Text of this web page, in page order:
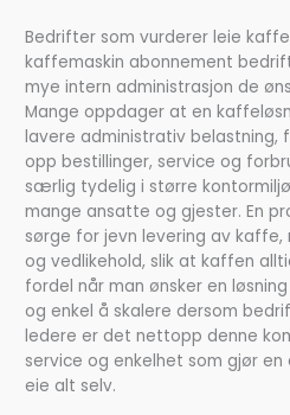
Bedrifter som vurderer leie
kaffemaskin abonnement
mye intern administrasjon de
Mange oppdager at en
lavere administrativ belastning,
opp bestillinger, service og
særlig tydelig i større
mange ansatte og gjester. En
sørge for jevn levering av
og vedlikehold, slik at kaffen
fordel når man ønsker en
og enkel å skalere dersom
ledere er det nettopp denne
service og enkelhet som gjør
eie alt selv.